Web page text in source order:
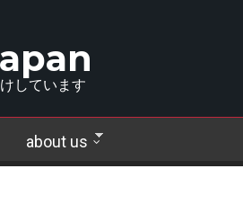
しています
about us